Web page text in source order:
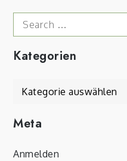
Search
for:
Kategorien
Kategorien
Meta
Anmelden